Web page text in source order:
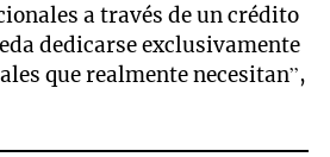
a través de un crédito
dedicarse exclusivamente
que realmente necesitan”,